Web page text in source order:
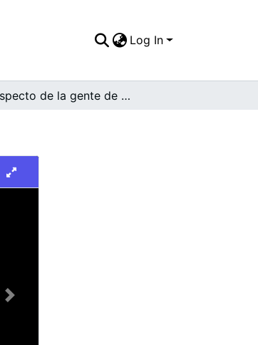
Log In
Aspecto de la gente de El municipio cafetero El Águila
Next